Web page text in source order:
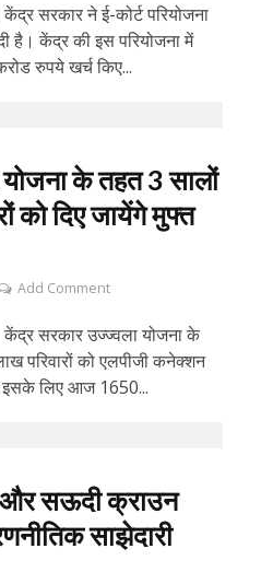
सरकार ने ई-कोर्ट परियोजना
है। केंद्र की इस परियोजना में
रुपये खर्च किए...
के तहत 3 सालों
को दिए जायेंगे मुफ्त
Add Comment
सरकार उज्ज्वला योजना के
परिवारों को एलपीजी कनेक्शन
इसके लिए आज 1650...
और सऊदी क्राउन
साझेदारी